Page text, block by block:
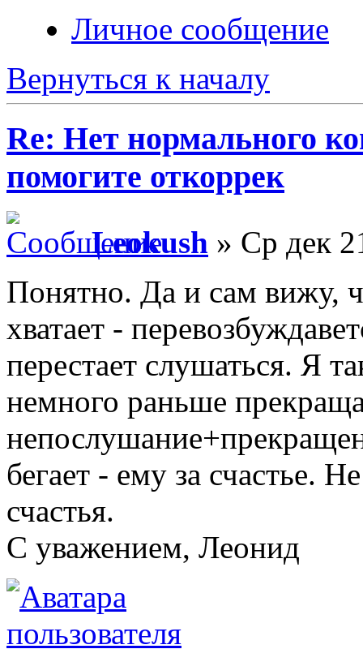
Личное сообщение
Вернуться к началу
Re: Нет нормального
помогите откоррек
Leokush » Ср дек
Понятно. Да и сам вижу,
хватает -
перестает слушаться. Я
немного раньше
бегает - ему за счастье.
счастья.
C уважением, Леонид